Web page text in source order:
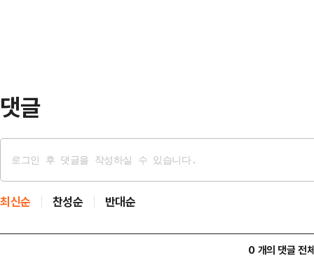
댓글
최신순 찬성순 반대순
0 개의 댓글 전